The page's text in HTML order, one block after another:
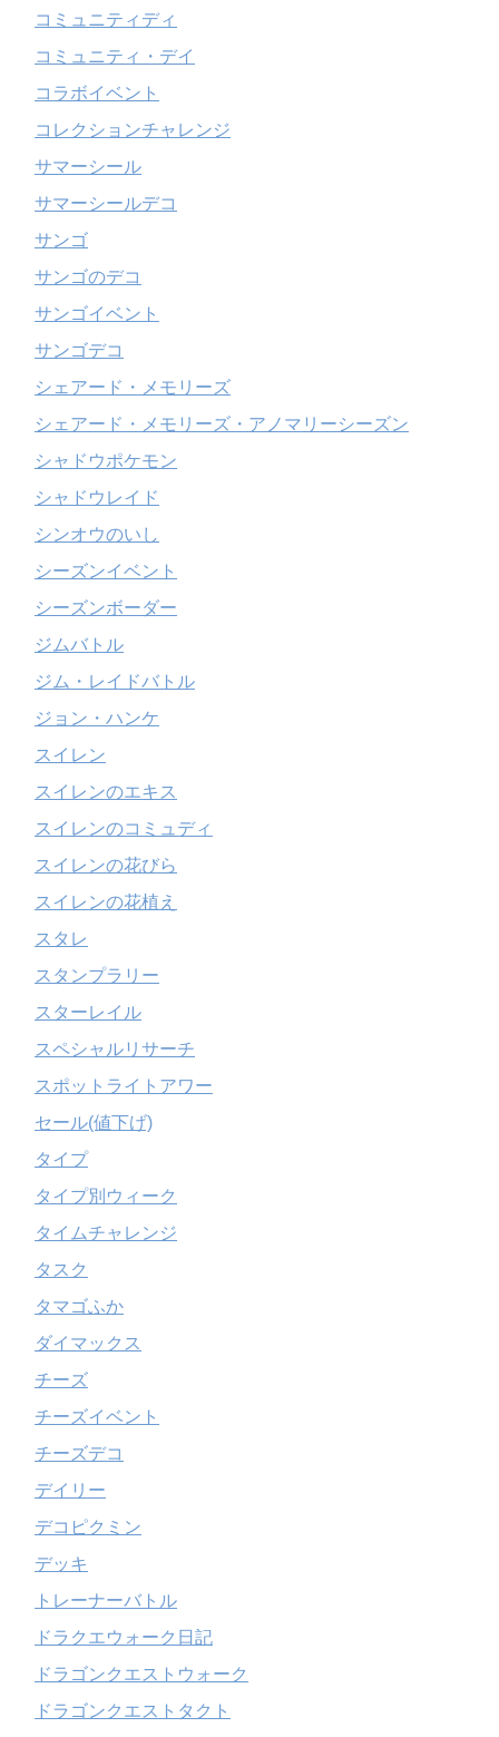
コミュニティディ
コミュニティ・デイ
コラボイベント
コレクションチャレンジ
サマーシール
サマーシールデコ
サンゴ
サンゴのデコ
サンゴイベント
サンゴデコ
シェアード・メモリーズ
シェアード・メモリーズ・アノマリーシーズン
シャドウポケモン
シャドウレイド
シンオウのいし
シーズンイベント
シーズンボーダー
ジムバトル
ジム・レイドバトル
ジョン・ハンケ
スイレン
スイレンのエキス
スイレンのコミュディ
スイレンの花びら
スイレンの花植え
スタレ
スタンプラリー
スターレイル
スペシャルリサーチ
スポットライトアワー
セール(値下げ)
タイプ
タイプ別ウィーク
タイムチャレンジ
タスク
タマゴふか
ダイマックス
チーズ
チーズイベント
チーズデコ
デイリー
デコピクミン
デッキ
トレーナーバトル
ドラクエウォーク日記
ドラゴンクエストウォーク
ドラゴンクエストタクト